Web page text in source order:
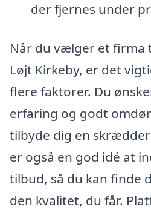
der fjernes under
Når du vælger et firma
Løjt Kirkeby, er det
flere faktorer. Du
erfaring og godt
tilbyde dig en
er også en god idé at
tilbud, så du kan finde
den kvalitet, du får.